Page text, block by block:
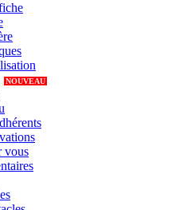
NOUVEAU
vous